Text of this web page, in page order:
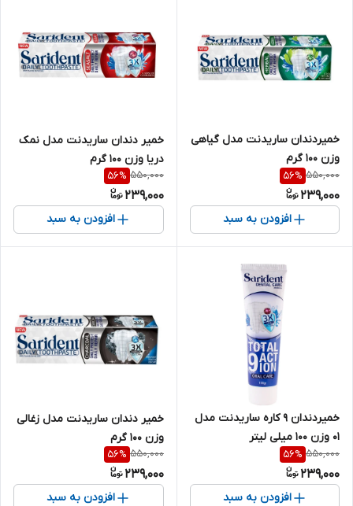
خمیردندان ساریدنت مدل گیاهی
وزن 100 گرم
550,000
56%
239,000
افزودن به سبد
خمیر دندان ساریدنت مدل نمک
دریا وزن 100 گرم
550,000
56%
239,000
افزودن به سبد
خمیردندان ۹ کاره ساریدنت مدل
۰۱ وزن ۱۰۰ میلی لیتر
550,000
56%
239,000
افزودن به سبد
خمیر دندان ساریدنت مدل زغالی
وزن 100 گرم
550,000
56%
239,000
افزودن به سبد